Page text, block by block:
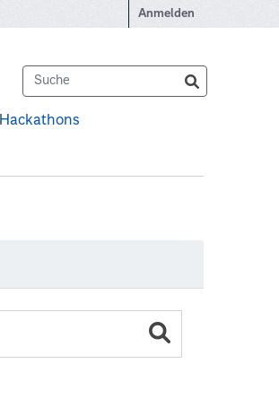
Anmelden
Hackathons